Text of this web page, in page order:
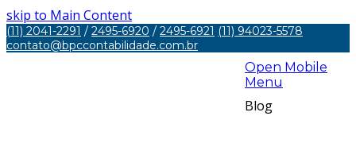
skip to Main Content
(11) 2041-2291 / 2495-6920 / 2495-6921 (11) 94023-5578
contato@bpccontabilidade.com.br
Open Mobile
Menu
Blog